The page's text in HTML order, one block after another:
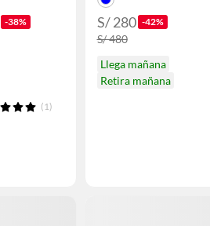
-38%
(1)
S/ 280 -42%
S/ 480
Llega mañana
Retira mañana